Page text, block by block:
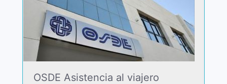
OSDE Asistencia al viajero